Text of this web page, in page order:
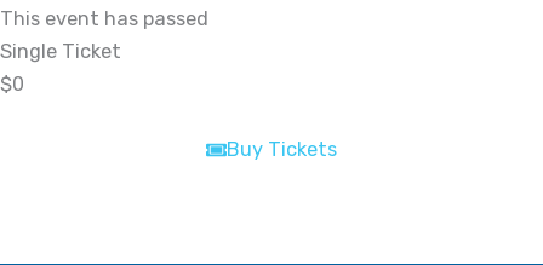
This event has passed
Single Ticket
$0
Buy Tickets